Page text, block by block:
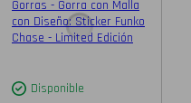
Disponible